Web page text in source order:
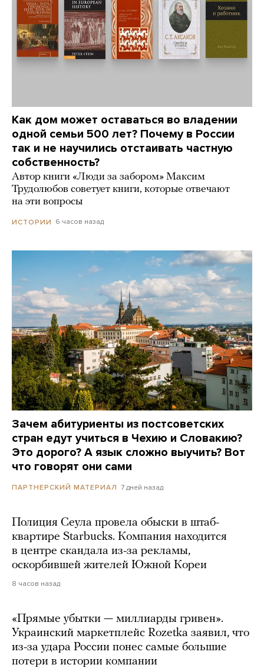
Как дом может оставаться во владении
одной семьи 500 лет? Почему в России
так и не научились отстаивать частную
собственность?
Автор книги «Люди за забором» Максим
Трудолюбов советует книги, которые отвечают
на эти вопросы
ИСТОРИИ 6 часов назад
Зачем абитуриенты из постсоветских
стран едут учиться в Чехию и Словакию?
Это дорого? А язык сложно выучить? Вот
что говорят они сами
ПАРТНЕРСКИЙ МАТЕРИАЛ 7 дней назад
Полиция Сеула провела обыски в штаб-
квартире Starbucks. Компания находится
в центре скандала из-за рекламы,
оскорбившей жителей Южной Кореи
8 часов назад
«Прямые убытки — миллиарды гривен».
Украинский маркетплейс Rozetka заявил, что
из-за удара России понес самые большие
потери в истории компании